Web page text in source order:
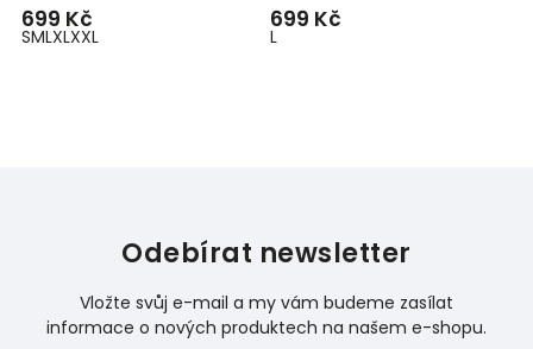
699 Kč
SMLXLXXL
699 Kč
L
Odebírat newsletter
Vložte svůj e-mail a my vám budeme zasílat
informace o nových produktech na našem e-shopu.